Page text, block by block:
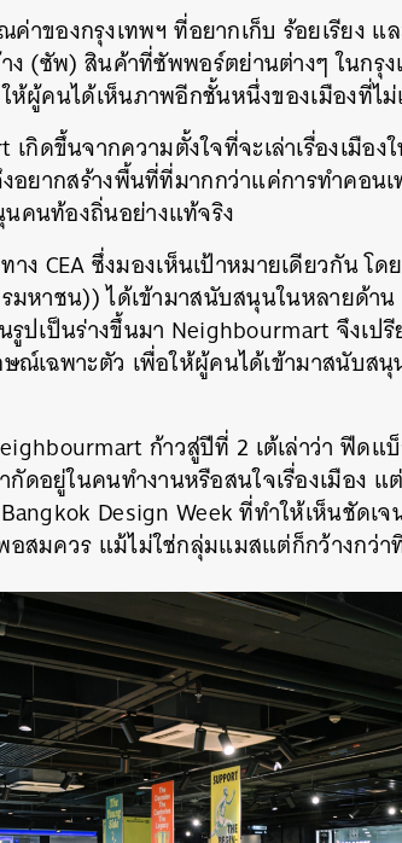
าของกรุงเทพฯ ที่อยากเก็บ ร้อยเรียง
(ซัพ) สินค้าที่ซัพพอร์ตย่านต่างๆ ในกรุง
ห้ผู้คนได้เห็นภาพอีกชั้นหนึ่งของเมืองที่ไ
เกิดขึ้นจากความตั้งใจที่จะเล่าเรื่องเมื
งอยากสร้างพื้นที่ที่มากกว่าแค่การทำคอ
คนท้องถิ่นอย่างแท้จริง
าง CEA ซึ่งมองเห็นเป้าหมายเดียวกัน โ
มหาชน)) ได้เข้ามาสนับสนุนในหลายด้า
รูปเป็นร่างขึ้นมา Neighbourmart จึงเ
ษณ์เฉพาะตัว เพื่อให้ผู้คนได้เข้ามาสนับส
ก้าวสู่ปีที่ 2 เต้เล่าว่า ฟีด
กัดอยู่ในคนทำงานหรือสนใจเรื่องเมือง
Design Week ที่ทำให้เห็นชัด
อสมควร แม้ไม่ใช่กลุ่มแมสแต่ก็กว้างกว่
SHARE TWEET LINE